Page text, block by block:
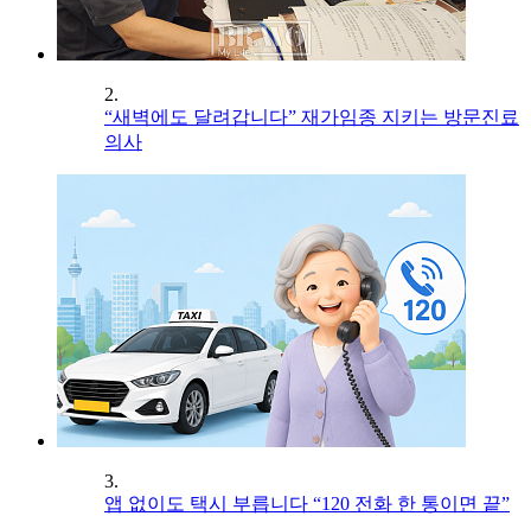
2.
“새벽에도 달려갑니다” 재가임종 지키는 방문진료
의사
3.
앱 없이도 택시 부릅니다 “120 전화 한 통이면 끝”